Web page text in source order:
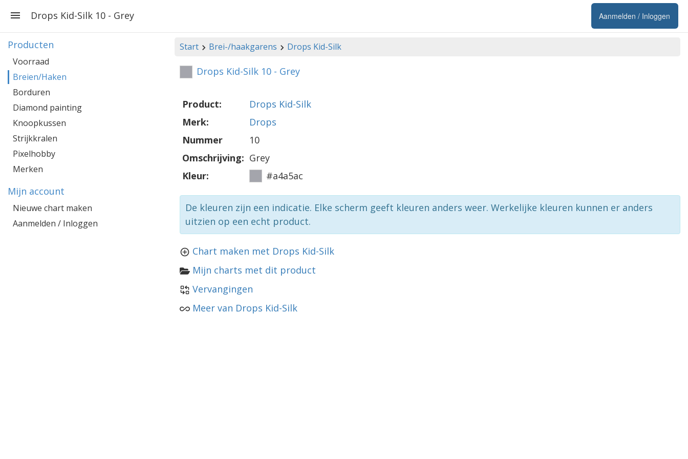
Aanmelden / Inloggen
Drops Kid-Silk 10 - Grey
Start Brei-/haakgarens Drops Kid-Silk
Drops Kid-Silk 10 - Grey
Product:
Drops Kid-Silk
Merk:
Drops
Nummer
10
Omschrijving: Grey
Kleur:
#a4a5ac
De kleuren zijn een indicatie. Elke scherm geeft kleuren anders weer. Werkelijke kleuren kunnen er anders
uitzien op een echt product.
Chart maken met Drops Kid-Silk
Mijn charts met dit product
Vervangingen
Meer van Drops Kid-Silk
Producten
Voorraad
Breien/Haken
Borduren
Diamond painting
Knoopkussen
Strijkkralen
Pixelhobby
Merken
Mijn account
Nieuwe chart maken
Aanmelden / Inloggen